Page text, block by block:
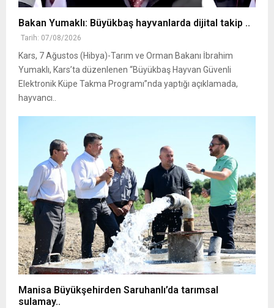
Bakan Yumaklı: Büyükbaş hayvanlarda dijital takip ..
Tarih: 07/08/2026
Kars, 7 Ağustos (Hibya)-Tarım ve Orman Bakanı İbrahim
Yumaklı, Kars’ta düzenlenen “Büyükbaş Hayvan Güvenli
Elektronik Küpe Takma Programı”nda yaptığı açıklamada,
hayvancı..
Manisa Büyükşehirden Saruhanlı’da tarımsal
sulamay..